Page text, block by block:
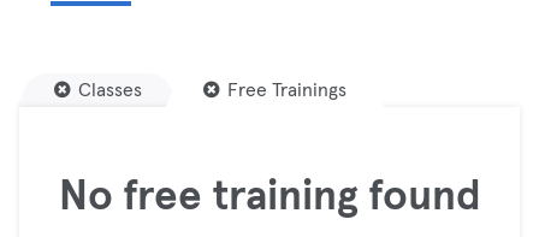
Classes Free Trainings
No free training found